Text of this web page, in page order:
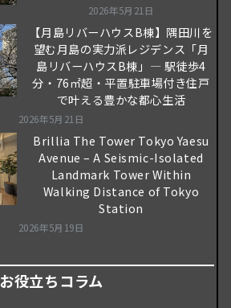
2026年5月21日
【月島リバーハウスB棟】隅田川を
望む月島の実力派レジデンス「月
島リバーハウスB棟」― 駅徒歩4
分・76㎡超・平置駐車場付き住戸
で叶える豊かな都心生活
2026年5月21日
Brillia The Tower Tokyo Yaesu
Avenue – A Seismic-Isolated
Landmark Tower Within
Walking Distance of Tokyo
Station
2026年5月19日
お役立ちコラム